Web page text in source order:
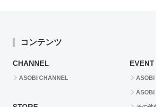
コンテンツ
CHANNEL
ASOBI CHANNEL
EVENT
ASOBI
ASOBI